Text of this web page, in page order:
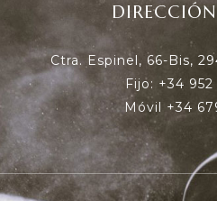
Ctra. Espinel, 66-Bis,
Fijo: +34
Móvil +34